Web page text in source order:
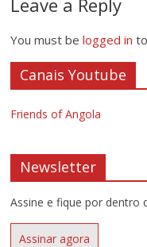
You must belogged in
Canais Youtube
Friends of Angola
Newsletter
Assine e fique por dentro
Assinar agora